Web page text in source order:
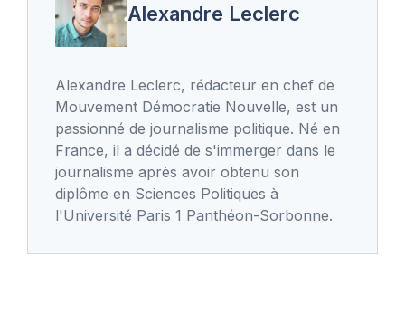
Alexandre Leclerc
Alexandre Leclerc, rédacteur en chef de
Mouvement Démocratie Nouvelle, est un
passionné de journalisme politique. Né en
France, il a décidé de s'immerger dans le
journalisme après avoir obtenu son
diplôme en Sciences Politiques à
l'Université Paris 1 Panthéon-Sorbonne.